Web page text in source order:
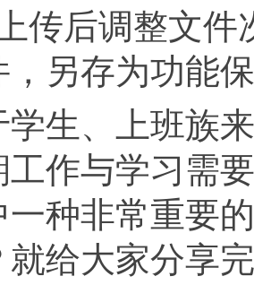
后调整文件
，另存为功能
、上班族来
工作与学习需
种非常重要
就给大家分享